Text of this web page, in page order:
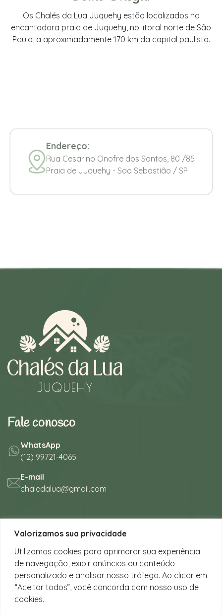
Valorizamos sua privacidade
Utilizamos cookies para aprimorar sua experiência
de navegação, exibir anúncios ou conteúdo
personalizado e analisar nosso tráfego. Ao clicar em
“Aceitar todos”, você concorda com nosso uso de
cookies.
Os Chalés da Lua Juquehy estão localizados na
encantadora praia de Juquehy, no litoral norte de São
Paulo, a aproximadamente 170 km da capital paulista.
Endereço:
Rua Cesarino Onofre dos Santos, 80 /85
Praia de Juquehy - Sao Sebastião / SP
Fale conosco
WhatsApp
(12) 99721-4065
E-mail
chaledalua@gmail.com
Seu refúgio em meio à natureza
na bela praia de Juquehy.
Instagram
@chalesdaluajuquehy